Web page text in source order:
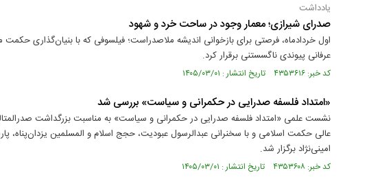
یادداشت
صدرای شیرازی؛ معمار وجود در ساحت خرد و شهود
اول خردادماه، فرصتی برای بازخوانی اندیشه‌ ملاصدراست؛ فیلسوفی که با بنیان‌گذاری حکمت
عرفانی پیوندی ناگسستنی برقرار کرد.
کد خبر: ۴۳۵۳۶۱۶ تاریخ انتشار : ۱۴۰۵/۰۳/۰۱
«امتداد فلسفه صدرایی در حکمرانی و سیاست» بررسی شد
نشست علمی «امتداد فلسفه صدرایی در حکمرانی و سیاست» به مناسبت بزرگداشت
عالی حکمت اسلامی و با سخنرانی عبدالرسول عبودیت، حجج اسلام و المسلمین یزدان‌پناه،
امینی‌نژاد برگزار شد.
کد خبر: ۴۳۵۳۶۰۸ تاریخ انتشار : ۱۴۰۵/۰۳/۰۱